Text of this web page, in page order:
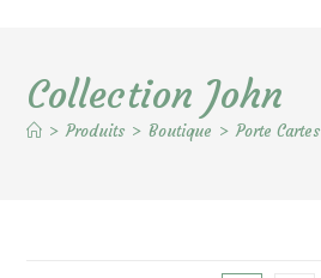
Collection John
> Produits > Boutique > Porte Cartes